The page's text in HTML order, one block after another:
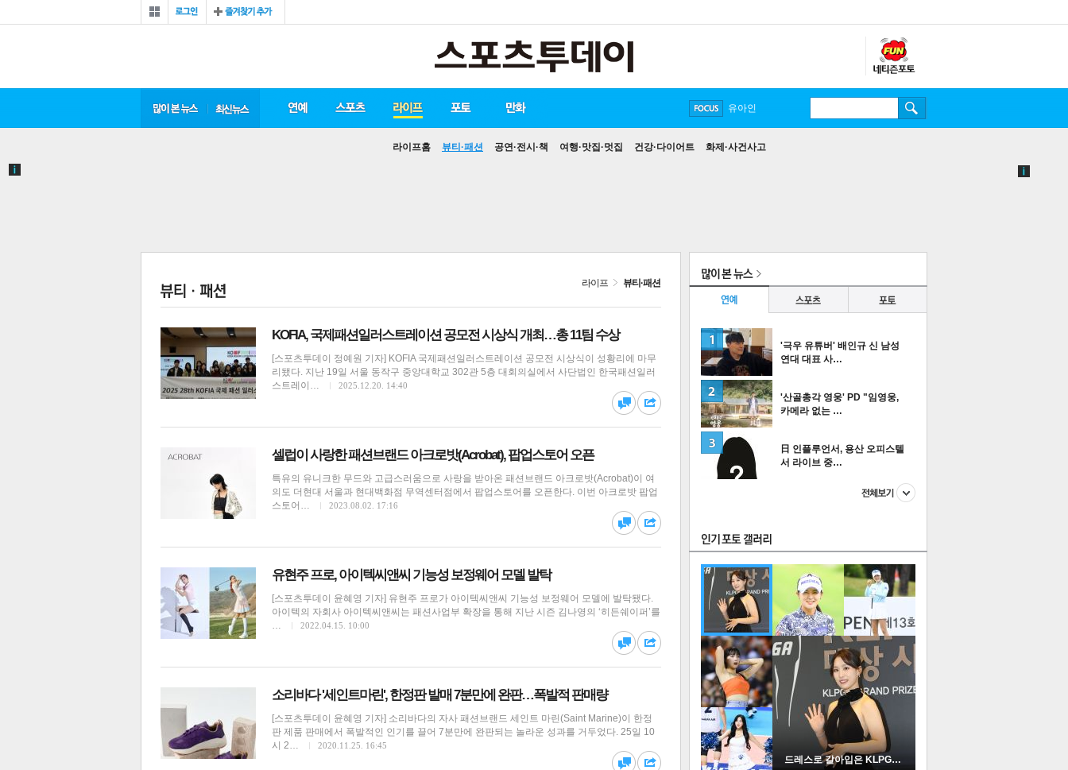
최신 뉴스 연예 스포츠 라이프
라이프홈 뷰티·패션 공연·전시·책 여행·맛집·멋집 건강·다이어트 화제·사건사고
포토
만화
방탄소년단
손흥민
유아인
라이프 뷰티·패션
KOFIA, 국제패션일러스트레이션 공모전 시상식 개최…총 11팀 수상
[스포츠투데이 정예원 기자] KOFIA 국제패션일러스트레이션 공모전 시상식이 성황리에 마무
리됐다. 지난 19일 서울 동작구 중앙대학교 302관 5층 대회의실에서 사단법인 한국패션일러
스트레이…
2025.12.20. 14:40
셀럽이 사랑한 패션브랜드 아크로밧(Acrobat), 팝업스토어 오픈
특유의 유니크한 무드와 고급스러움으로 사랑을 받아온 패션브랜드 아크로밧(Acrobat)이 여
의도 더현대 서울과 현대백화점 무역센터점에서 팝업스토어를 오픈한다. 이번 아크로밧 팝업
스토어…
2023.08.02. 17:16
유현주 프로, 아이텍씨앤씨 기능성 보정웨어 모델 발탁
[스포츠투데이 윤혜영 기자] 유현주 프로가 아이텍씨앤씨 기능성 보정웨어 모델에 발탁됐다.
아이텍의 자회사 아이텍씨앤씨는 패션사업부 확장을 통해 지난 시즌 김나영의 ‘히든쉐이퍼’를
…
2022.04.15. 10:00
소리바다 '세인트마린', 한정판 발매 7분만에 완판…폭발적 판매량
[스포츠투데이 윤혜영 기자] 소리바다의 자사 패션브랜드 세인트 마린(Saint Marine)이 한정
판 제품 판매에서 폭발적인 인기를 끌어 7분만에 완판되는 놀라운 성과를 거두었다. 25일 10
시 2…
2020.11.25. 16:45
많이 본 뉴스
연예
스포츠 포토
'극우 유튜버' 배인규 신 남성
연대 대표 사…
'산골총각 영웅' PD "임영웅,
카메라 없는 …
日 인플루언서, 용산 오피스텔
서 라이브 중…
드레스로 갈아입은 KLPGA …